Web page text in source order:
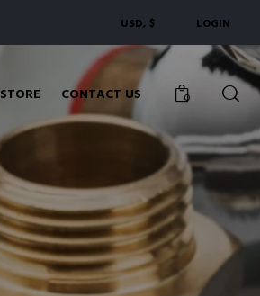
USD, $ LOGIN
STORE CONTACT US 0